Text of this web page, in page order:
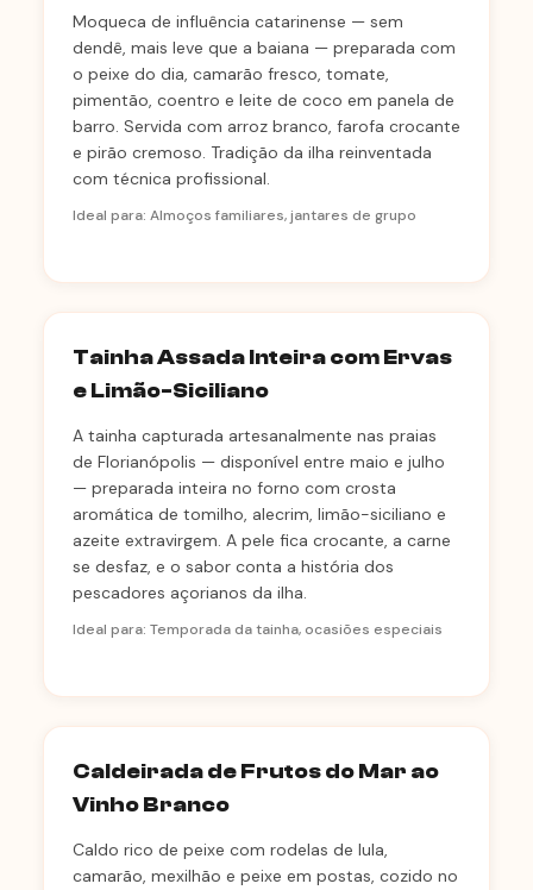
Moqueca de influência catarinense — sem
dendê, mais leve que a baiana — preparada com
o peixe do dia, camarão fresco, tomate,
pimentão, coentro e leite de coco em panela de
barro. Servida com arroz branco, farofa crocante
e pirão cremoso. Tradição da ilha reinventada
com técnica profissional.
Ideal para: Almoços familiares, jantares de grupo
Tainha Assada Inteira com Ervas
e Limão-Siciliano
A tainha capturada artesanalmente nas praias
de Florianópolis — disponível entre maio e julho
— preparada inteira no forno com crosta
aromática de tomilho, alecrim, limão-siciliano e
azeite extravirgem. A pele fica crocante, a carne
se desfaz, e o sabor conta a história dos
pescadores açorianos da ilha.
Ideal para: Temporada da tainha, ocasiões especiais
Caldeirada de Frutos do Mar ao
Vinho Branco
Caldo rico de peixe com rodelas de lula,
camarão, mexilhão e peixe em postas, cozido no